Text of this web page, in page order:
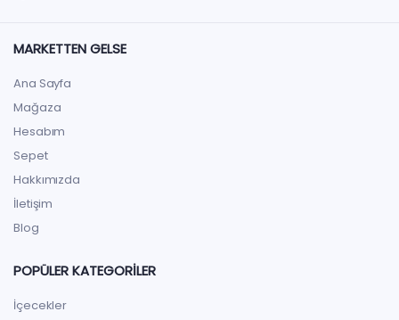
MARKETTEN GELSE
Ana Sayfa
Mağaza
Hesabım
Sepet
Hakkımızda
İletişim
Blog
POPÜLER KATEGORILER
İçecekler